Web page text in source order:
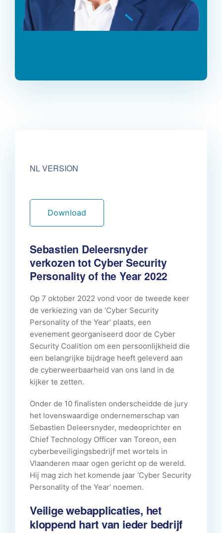
NL VERSION
Download
Sebastien Deleersnyder
verkozen tot Cyber Security
Personality of the Year 2022
Op 7 oktober 2022 vond voor de tweede keer
de verkiezing van de ‘Cyber Security
Personality of the Year’ plaats, een
evenement georganiseerd door de Cyber
Security Coalition om een persoonlijkheid die
een belangrijke bijdrage heeft geleverd aan
de cyberweerbaarheid van ons land in de
kijker te zetten.
Onder de 10 finalisten onderscheidde de jury
het lovenswaardige ondernemerschap van
Sebastien Deleersnyder, medeoprichter en
Chief Technology Officer van Toreon, een
cyberbeveiligingsbedrijf met wortels in
Vlaanderen maar ogen gericht op de wereld.
Hij mag zich het komende jaar ‘Cyber Security
Personality of the Year’ noemen.
Veilige webapplicaties, het
kloppend hart van ieder bedrijf